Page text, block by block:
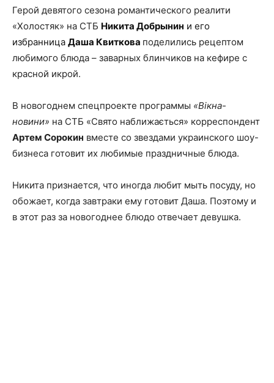
Герой девятого сезона романтического реалити
«Холостяк» на СТБ Никита Добрынин и его
избранница Даша Квиткова поделились рецептом
любимого блюда – заварных блинчиков на кефире с
красной икрой.
В новогоднем спецпроекте программы «Вікна-
новини» на СТБ «Свято наближається» корреспондент
Артем Сорокин вместе со звездами украинского шоу-
бизнеса готовит их любимые праздничные блюда.
Никита признается, что иногда любит мыть посуду, но
обожает, когда завтраки ему готовит Даша. Поэтому и
в этот раз за новогоднее блюдо отвечает девушка.